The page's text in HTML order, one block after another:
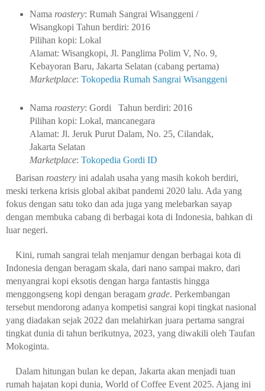
Nama roastery: Rumah Sangrai Wisanggeni /
Wisangkopi Tahun berdiri: 2016
Pilihan kopi: Lokal
Alamat: Wisangkopi, Jl. Panglima Polim V, No. 9,
Kebayoran Baru, Jakarta Selatan (cabang pertama)
Marketplace: Tokopedia Rumah Sangrai Wisanggeni
Nama roastery: Gordi
Tahun berdiri: 2016
Pilihan kopi: Lokal, mancanegara
Alamat: Jl. Jeruk Purut Dalam, No. 25, Cilandak,
Jakarta Selatan
Marketplace: Tokopedia Gordi ID
Barisan roastery ini adalah usaha yang masih kokoh berdiri,
meski terkena krisis global akibat pandemi 2020 lalu. Ada yang
fokus dengan satu toko dan ada juga yang melebarkan sayap
dengan membuka cabang di berbagai kota di Indonesia, bahkan di
luar negeri.
Kini, rumah sangrai telah menjamur dengan berbagai kota di
Indonesia dengan beragam skala, dari nano sampai makro, dari
menyangrai kopi eksotis dengan harga fantastis hingga
menggongseng kopi dengan beragam grade. Perkembangan
tersebut mendorong adanya kompetisi sangrai kopi tingkat nasional
yang diadakan sejak 2022 dan melahirkan juara pertama sangrai
tingkat dunia di tahun berikutnya, 2023, yang diwakili oleh Taufan
Mokoginta.
Dalam hitungan bulan ke depan, Jakarta akan menjadi tuan
rumah hajatan kopi dunia, World of Coffee Event 2025. Ajang ini